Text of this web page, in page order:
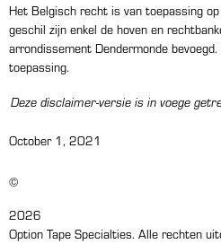
Het Belgisch recht is van toepassing
geschil zijn enkel de hoven en
arrondissement Dendermonde
toepassing.
Deze disclaimer-versie is in voege
October 1, 2021
©
2026
Option Tape Specialties. Alle rechten